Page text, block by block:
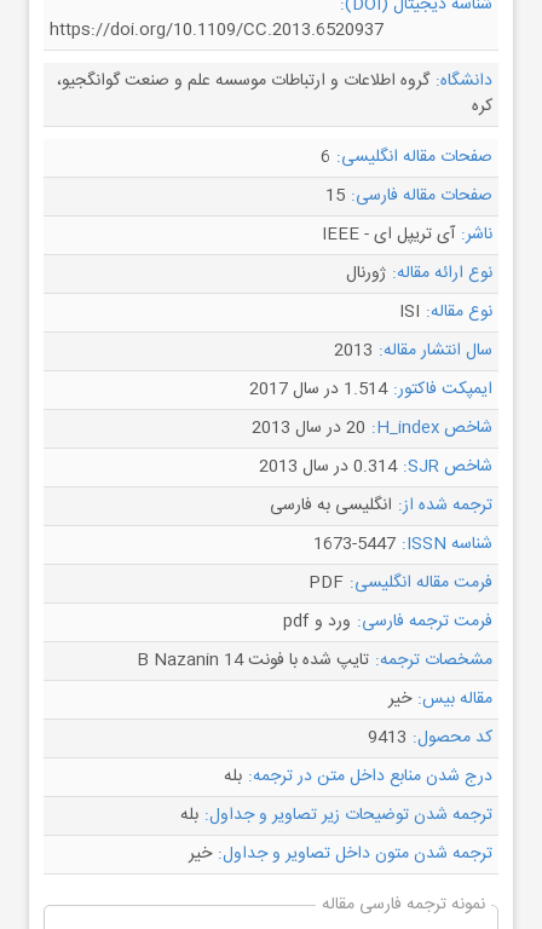
https://doi.org/10.1109/CC.2013.6520937
دانشگاه: گروه اطلاعات و ارتباطات موسسه علم و صنعت گوانگجیو،
کره
صفحات مقاله انگلیسی: 6
صفحات مقاله فارسی: 15
ناشر: آی تریپل ای - IEEE
نوع ارائه مقاله: ژورنال
نوع مقاله: ISI
سال انتشار مقاله: 2013
ایمپکت فاکتور: 1.514 در سال 2017
شاخص H_index:
20 در سال 2013
شاخص SJR:
0.314 در سال 2013
ترجمه شده از: انگلیسی به فارسی
شناسه ISSN:
1673-5447
فرمت مقاله انگلیسی: PDF
فرمت ترجمه فارسی: ورد و pdf
مشخصات ترجمه: تایپ شده با فونت B Nazanin 14
مقاله بیس: خیر
کد محصول: 9413
درج شدن منابع داخل متن در ترجمه: بله
ترجمه شدن توضیحات زیر تصاویر و جداول: بله
ترجمه شدن متون داخل تصاویر و جداول: خیر
نمونه ترجمه فارسی مقاله